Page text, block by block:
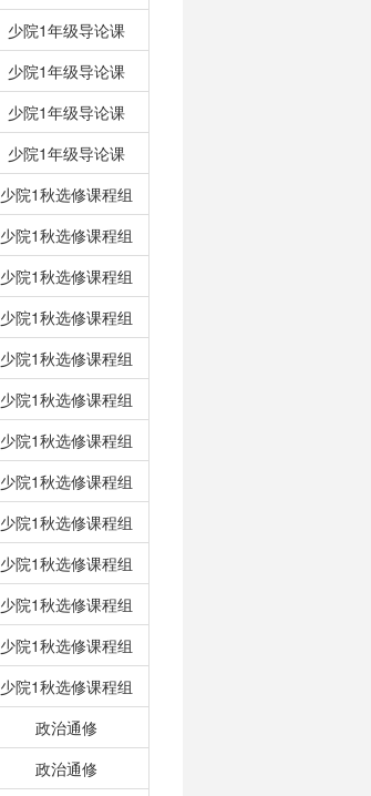
少院1年级导论课
少院1年级导论课
少院1年级导论课
少院1年级导论课
少院1秋选修课程组
少院1秋选修课程组
少院1秋选修课程组
少院1秋选修课程组
少院1秋选修课程组
少院1秋选修课程组
少院1秋选修课程组
少院1秋选修课程组
少院1秋选修课程组
少院1秋选修课程组
少院1秋选修课程组
少院1秋选修课程组
少院1秋选修课程组
政治通修
政治通修